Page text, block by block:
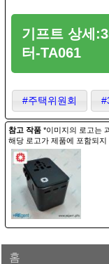
기프트 상세
터-TA061
#주택위원회
참고 작품 *이미지의 로고는
해당 로고가 제품에 포함되지
홈